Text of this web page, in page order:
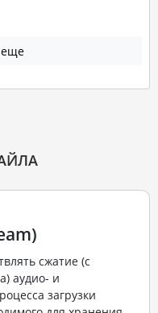
еще
сжатие (с
аудио- и
загрузки